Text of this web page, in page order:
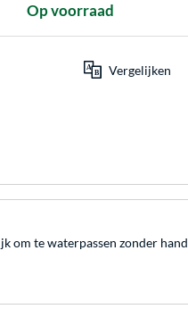
Op voorraad
Vergelijken
om te waterpassen zonder